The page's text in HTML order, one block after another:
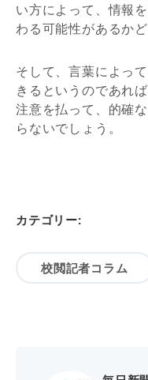
い方によって、情報
わる可能性があるか
そして、言葉によっ
きるというのであれ
注意を払って、的確
らないでしょう。
カテゴリー:
校閲記者コラム